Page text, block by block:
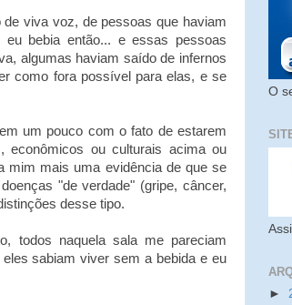
viva voz, de pessoas que haviam
bebia então... e essas pessoas
algumas haviam saído de infernos
como fora possível para elas, e se
um pouco com o fato de estarem
econômicos ou culturais acima ou
mim mais uma evidência de que se
"de verdade" (gripe, câncer,
desse tipo.
todos naquela sala me pareciam
sabiam viver sem a bebida e eu
O
►